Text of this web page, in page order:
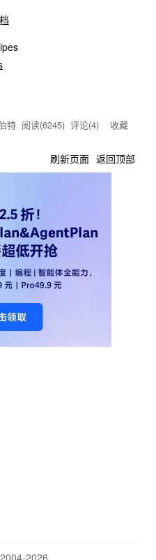
特 阅读(6245) 评论(4) 收藏
刷新页面 返回顶部
2026